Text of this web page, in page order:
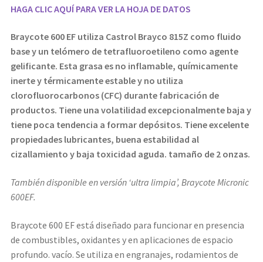
HAGA CLIC AQUÍ PARA VER LA HOJA DE DATOS
Braycote 600 EF utiliza Castrol Brayco 815Z como fluido
base y un telómero de tetrafluoroetileno como agente
gelificante. Esta grasa es no inflamable, químicamente
inerte y térmicamente estable y no utiliza
clorofluorocarbonos (CFC) durante fabricación de
productos. Tiene una volatilidad excepcionalmente baja y
tiene poca tendencia a formar depósitos. Tiene excelente
propiedades lubricantes, buena estabilidad al
cizallamiento y baja toxicidad aguda. tamaño de 2 onzas.
También disponible en versión ‘ultra limpia’, Braycote Micronic
600EF.
Braycote 600 EF está diseñado para funcionar en presencia
de combustibles, oxidantes y en aplicaciones de espacio
profundo. vacío. Se utiliza en engranajes, rodamientos de